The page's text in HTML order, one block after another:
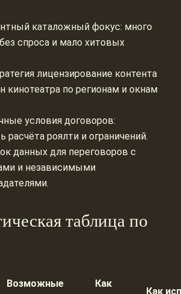
каталожный фокус: много
спроса и мало хитовых
лицензирование контента
кинотеатра по регионам и окнам
условия договоров:
расчёта роялти и ограничений.
данных для переговоров с
и независимыми
таблица по
Возможные
Как
Как